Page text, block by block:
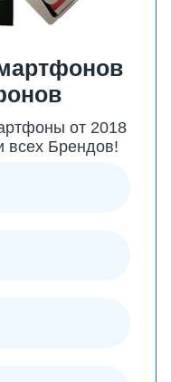
от 2018
всех Брендов!